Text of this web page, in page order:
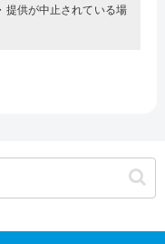
提供が中止されている場